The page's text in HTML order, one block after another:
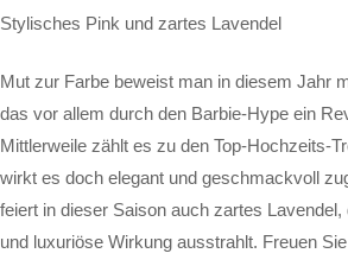
Stylisches Pink und zartes Lavendel
Mut zur Farbe beweist man in diesem Jahr
das vor allem durch den Barbie-Hype ein
Mittlerweile zählt es zu den Top-Hochzeits-
wirkt es doch elegant und geschmackvoll
feiert in dieser Saison auch zartes
und luxuriöse Wirkung ausstrahlt. Freuen